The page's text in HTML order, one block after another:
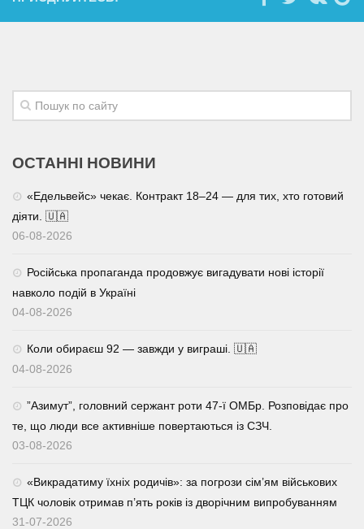
ОСТАННІ НОВИНИ
«Едельвейс» чекає. Контракт 18–24 — для тих, хто готовий
діяти. 🇺🇦
06-08-2026
Російська пропаганда продовжує вигадувати нові історії
навколо подій в Україні
04-08-2026
Коли обираєш 92 — завжди у виграші. 🇺🇦
04-08-2026
⁨”Азимут”, головний сержант роти 47-ї ОМБр. Розповідає про
те, що люди все активніше повертаються із СЗЧ.
03-08-2026
«Викрадатиму їхніх родичів»: за погрози сім’ям військових
ТЦК чоловік отримав п’ять років із дворічним випробуванням
31-07-2026